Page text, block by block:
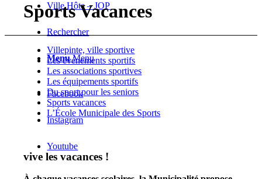
Ville Hôte – JOP
Rechercher
Menu Menu
Facebook
Instagram
Youtube
Sports Vacances
Villepinte, ville sportive
Les événements sportifs
Les associations sportives
Les équipements sportifs
Du sport pour les seniors
Sports vacances
L’École Municipale des Sports
vive les vacances !